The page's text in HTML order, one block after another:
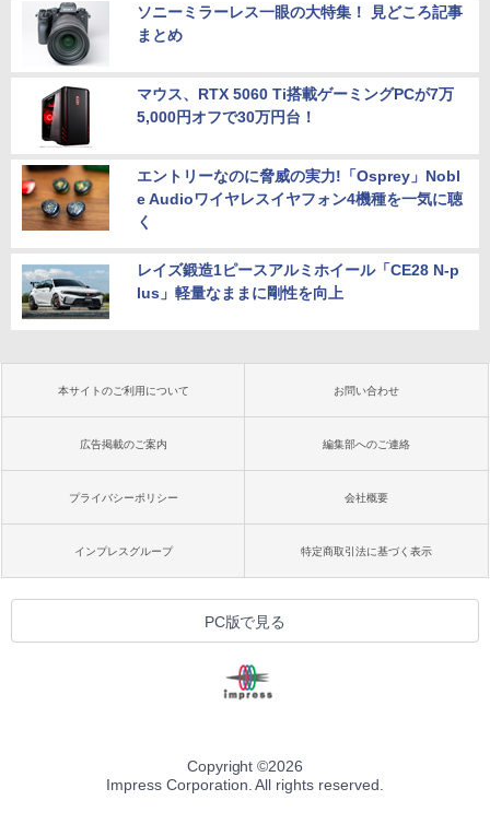
ソニーミラーレス一眼の大特集！ 見どころ記事
まとめ
マウス、RTX 5060 Ti搭載ゲーミングPCが7万
5,000円オフで30万円台！
エントリーなのに脅威の実力!「Osprey」Nobl
e Audioワイヤレスイヤフォン4機種を一気に聴
く
レイズ鍛造1ピースアルミホイール「CE28 N-p
lus」軽量なままに剛性を向上
本サイトのご利用について お問い合わせ
広告掲載のご案内 編集部へのご連絡
プライバシーポリシー 会社概要
インプレスグループ 特定商取引法に基づく表示
PC版で見る
Copyright ©2026
Impress Corporation. All rights reserved.